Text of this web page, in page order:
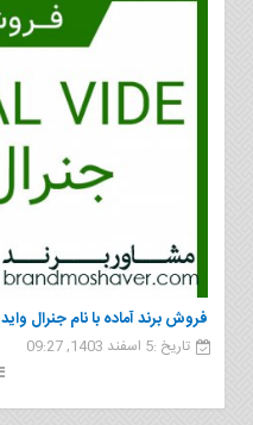
فروش برند آماده با نام جنرال وايد
تاریخ :5 اسفند 1403, 09:27